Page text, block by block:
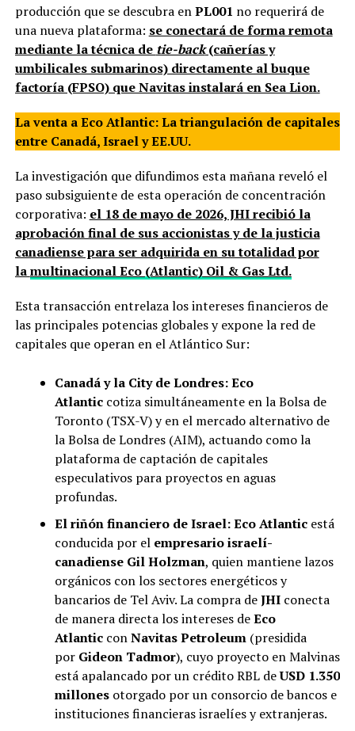
producción que se descubra enPL001 no requerirá de
una nueva plataforma: se conectará de forma remota
mediante la técnica de tie-back(cañerías y
umbilicales submarinos) directamente al buque
factoría (FPSO) que Navitas instalará en Sea Lion.
La venta a Eco Atlantic: La triangulación de capitales
entre Canadá, Israel y EE.UU.
La investigación que difundimos esta mañana reveló el
paso subsiguiente de esta operación de concentración
corporativa: el 18 de mayo de 2026, JHI recibió la
aprobación final de sus accionistas y de la justicia
canadiense para ser adquirida en su totalidad por
lamultinacional Eco (Atlantic) Oil & Gas Ltd.
Esta transacción entrelaza los intereses financieros de
las principales potencias globales y expone la red de
capitales que operan en el Atlántico Sur:
Canadá y la City de Londres:Eco
Atlanticcotiza simultáneamente en la Bolsa de
Toronto (TSX-V) y en el mercado alternativo de
la Bolsa de Londres (AIM), actuando como la
plataforma de captación de capitales
especulativos para proyectos en aguas
profundas.
El riñón financiero de Israel:Eco Atlanticestá
conducida por el empresario israelí-
canadiense Gil Holzman, quien mantiene lazos
orgánicos con los sectores energéticos y
bancarios de Tel Aviv. La compra deJHIconecta
de manera directa los intereses deEco
AtlanticconNavitas Petroleum(presidida
por Gideon Tadmor), cuyo proyecto en Malvinas
está apalancado por un crédito RBL deUSD 1.350
millonesotorgado por un consorcio de bancos e
instituciones financieras israelíes y extranjeras.